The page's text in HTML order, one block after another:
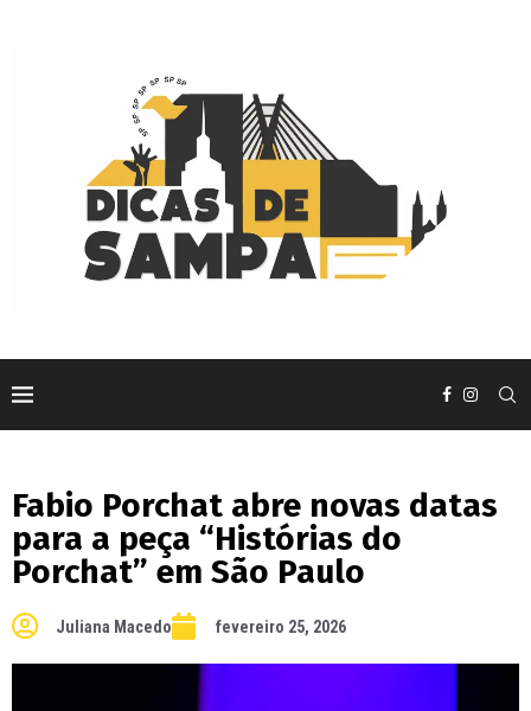
Fabio Porchat abre novas datas
para a peça “Histórias do
Porchat” em São Paulo
Juliana Macedo fevereiro 25, 2026